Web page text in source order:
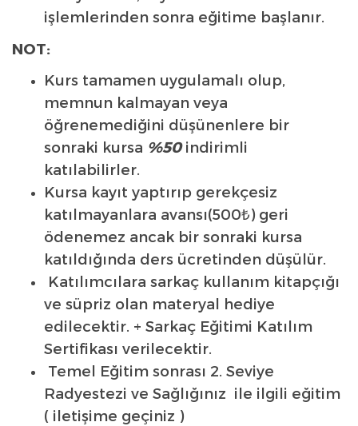
işlemlerinden sonra eğitime başlanır.
NOT:
Kurs tamamen uygulamalı olup,
memnun kalmayan veya
öğrenemediğini düşünenlere bir
sonraki kursa %50indirimli
katılabilirler.
Kursa kayıt yaptırıp gerekçesiz
katılmayanlara avansı(500₺) geri
ödenemez ancak bir sonraki kursa
katıldığında ders ücretinden düşülür.
Katılımcılara sarkaç kullanım kitapçığı
ve süpriz olan materyal hediye
edilecektir. + Sarkaç Eğitimi Katılım
Sertifikası verilecektir.
Temel Eğitim sonrası 2. Seviye
Radyestezi ve Sağlığınız ile ilgili eğitim
( iletişime geçiniz )